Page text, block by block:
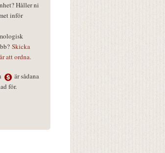
Håller ni
inför
Skicka
att ordna.
är sådana
för.